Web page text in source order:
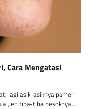
Cara Mengatasi
lagi asik-asiknya pamer
eh tiba-tiba besoknya…